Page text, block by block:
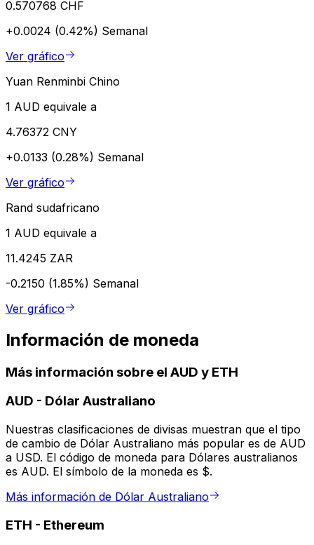
0.570768 CHF
+0.0024 (0.42%) Semanal
Ver gráfico
Yuan Renminbi Chino
1 AUD equivale a
4.76372 CNY
+0.0133 (0.28%) Semanal
Ver gráfico
Rand sudafricano
1 AUD equivale a
11.4245 ZAR
-0.2150 (1.85%) Semanal
Ver gráfico
Información de moneda
Más información sobre el AUD y ETH
AUD - Dólar Australiano
Nuestras clasificaciones de divisas muestran que el tipo
de cambio de Dólar Australiano más popular es de AUD
a USD. El código de moneda para Dólares australianos
es AUD. El símbolo de la moneda es $.
Más información de Dólar Australiano
ETH - Ethereum